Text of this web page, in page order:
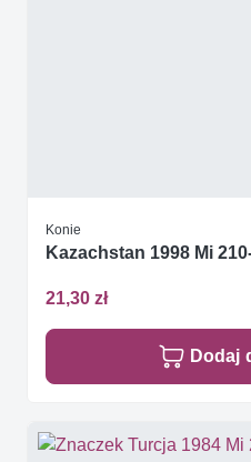
Konie
Kazachstan 1998 Mi
21,30 zł
Dodaj